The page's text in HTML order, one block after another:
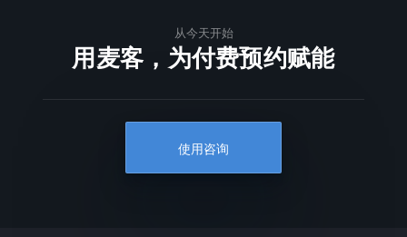
从今天开始
用麦客，为付费预约赋能
使用咨询